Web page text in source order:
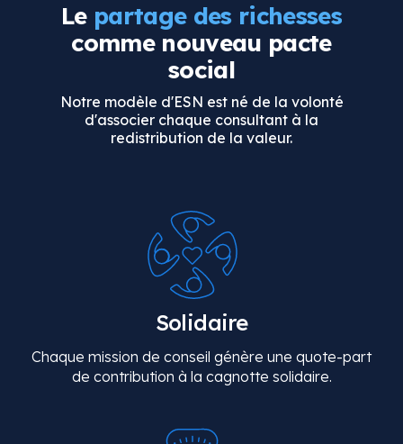
Le partage des richesses
comme nouveau pacte
social
Notre modèle d'ESN est né de la volonté
d'associer chaque consultant à la
redistribution de la valeur.
Solidaire
Chaque mission de conseil génère une quote-part
de contribution à la cagnotte solidaire.